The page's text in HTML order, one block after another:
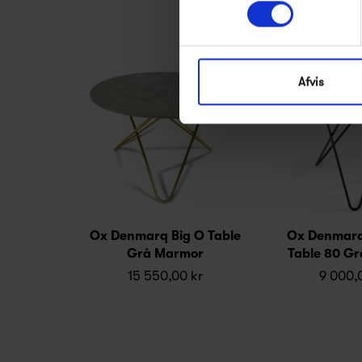
Afvis
Ox Denmarq Big O Table
Grå Marmor
15 550,00 kr
Ox
Table 80
9